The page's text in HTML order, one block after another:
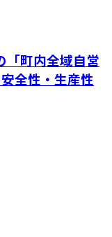
「町内全域自営
全性・生産性